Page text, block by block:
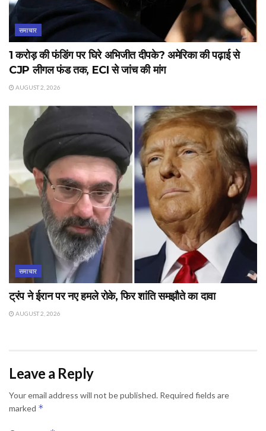
समाचार
1 करोड़ की फंडिंग पर घिरे अभिजीत दीपके? अमेरिका की पढ़ाई से
CJP लीगल फंड तक, ECI से जांच की मांग
AUGUST 2, 2026
समाचार
ट्रंप ने ईरान पर नए हमले रोके, फिर शांति समझौते का दावा
AUGUST 2, 2026
Leave a Reply
Your email address will not be published. Required fields are
marked *